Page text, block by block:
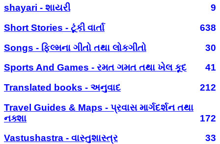
shayari - શાયરી
9
Short Stories - ટૂંકી વાર્તા
638
Songs - ફિલ્મના ગીતો તથા લોકગીતો
30
Sports And Games - રમત ગમત તથા ખેલ કૂદ
41
Translated books - અનુવાદ
212
Travel Guides & Maps - પ્રવાસ માર્ગદર્શન તથા
નક્શા
172
Vastushastra - વાસ્તુશાસ્ત્ર
33